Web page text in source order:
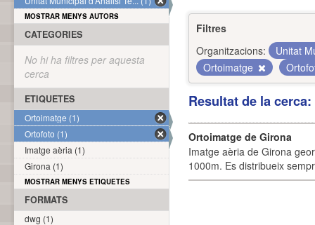
Filtres
Organitzacions:
Unitat
Ortoimatge
Resultat de la
Ortoimatge de Girona
Imatge aèria de Girona
1000m. Es distribueix
MOSTRAR MENYS AUTORS
CATEGORIES
No hi ha filtres per aquesta
cerca
ETIQUETES
Ortoimatge (1)
Ortofoto (1)
Imatge aèria (1)
Girona (1)
MOSTRAR MENYS ETIQUETES
FORMATS
dwg (1)